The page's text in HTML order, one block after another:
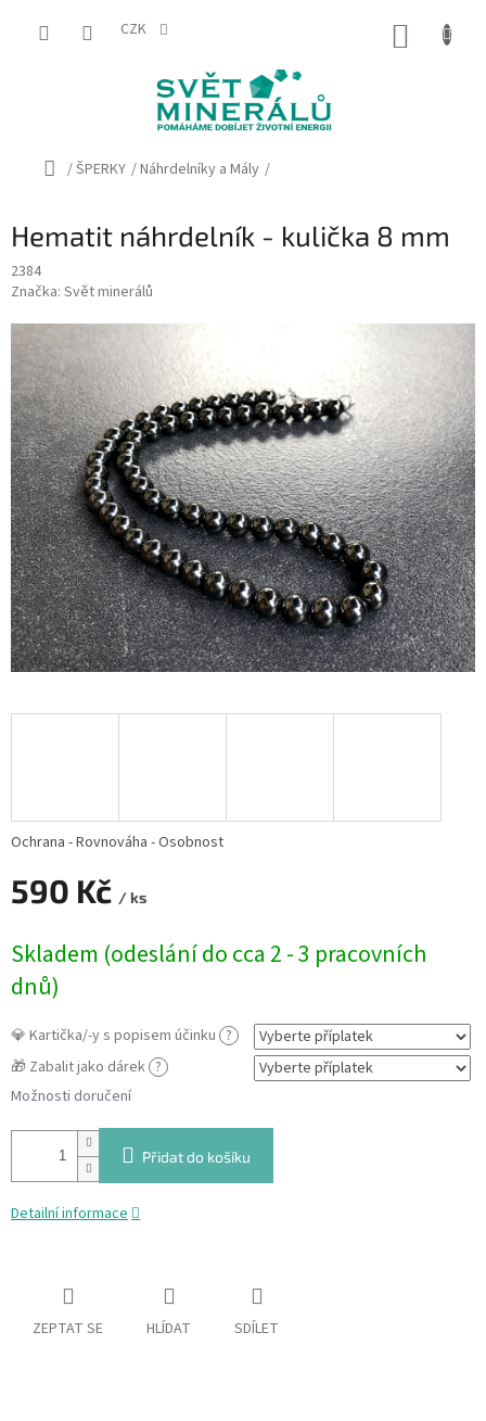
CZK
Domů
/ŠPERKY /Náhrdelníky a Mály /
Hematit náhrdelník - kulička 8 mm
2384
Značka: Svět minerálů
590 Kč / ks
cena:
Skladem (odeslání do cca 2 - 3 pracovních
dnů)
💎 Kartička/-y s popisem účinku ?
🎁 Zabalit jako dárek ?
Možnosti doručení
Přidat do košíku
Ochrana - Rovnováha - Osobnost
Detailní informace
ZEPTAT SE HLÍDAT SDÍLET